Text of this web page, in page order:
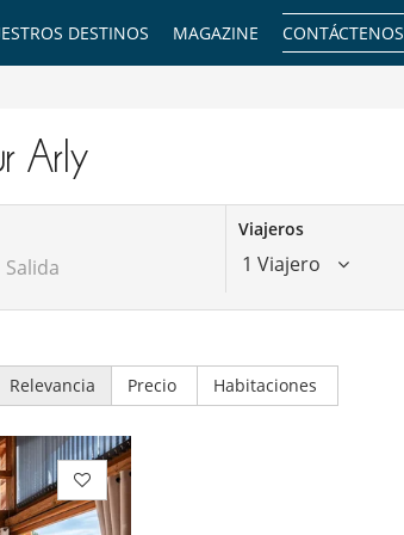
CONTÁCTENOS
MAGAZINE
DESTINOS
Arly
Viajeros
1 Viajero
Relevancia Precio Habitaciones